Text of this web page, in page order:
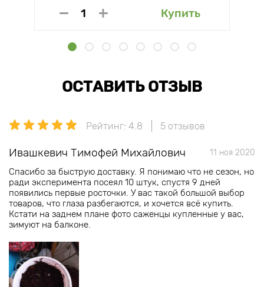
Купить
ОСТАВИТЬ ОТЗЫВ
Рейтинг: 4.8 5 отзывов
Ивашкевич Тимофей Михайлович 11 ноя 2020
Спасибо за быструю доставку. Я понимаю что не сезон, но
ради эксперимента посеял 10 штук, спустя 9 дней
появились первые росточки. У вас такой большой выбор
товаров, что глаза разбегаются, и хочется всё купить.
Кстати на заднем плане фото саженцы купленные у вас,
зимуют на балконе.